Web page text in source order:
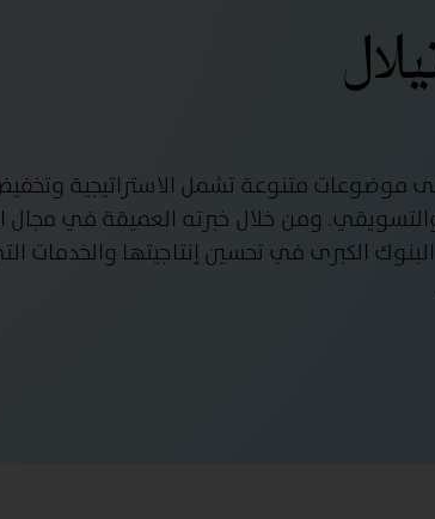
موضوعات متنوعة تشمل الاستراتيجية
ومن خلال خبرته العميقة في مجال
الكبرى في تحسين إنتاجيتها والخدمات